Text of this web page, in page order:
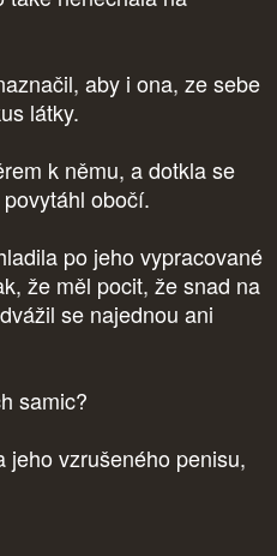
aby i ona, ze sebe
látky.
k němu, a dotkla se
obočí.
po jeho vypracované
že měl pocit, že snad na
se najednou ani
samic?
vzrušeného penisu,